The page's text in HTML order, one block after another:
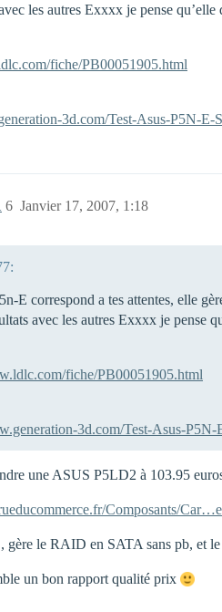
les autres Exxxx je pense
fiche/PB00051905.html
3d.com/Test-Asus-P5N-E-
Janvier 17, 2007, 1:18
6
E correspond a tes attentes, elle
avec les autres Exxxx je pense
fiche/PB00051905.html
3d.com/Test-Asus-
une ASUS P5LD2 à 103.95
Composants/
gère le RAID en SATA sans pb, et
un bon rapport qualité prix